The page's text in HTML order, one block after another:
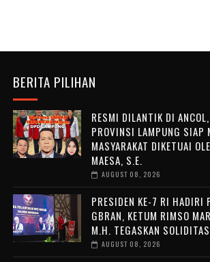
BERITA PILIHAN
RESMI DILANTIK DI
PROVINSI LAMPUNG SIAP
MASYARAKAT DIKETUAI
MAESA, S.E.
AUGUST 08, 2026
PRESIDEN KE-7 RI HADIRI
GBRAN, KETUM RIMSO
M.H. TEGASKAN
AUGUST 08, 2026